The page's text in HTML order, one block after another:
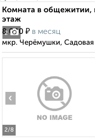
2
Комната в общежитии,
этаж
8 000 ₽ в месяц
мкр. Черёмушки, Садовая
2/8
‹